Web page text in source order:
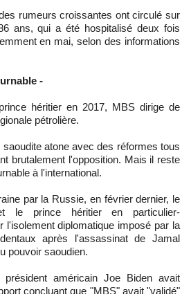
rumeurs croissantes ont circulé sur
ans, qui a été hospitalisé deux fois
en mai, selon des informations
-
héritier en 2017, MBS dirige de
pétrolière.
atone avec des réformes tous
brutalement l'opposition. Mais il reste
à l'international.
par la Russie, en février dernier, le
le prince héritier en particulier-
l'isolement diplomatique imposé par la
après l'assassinat de Jamal
pouvoir saoudien.
américain Joe Biden avait
concluant que "MBS" avait "validé"